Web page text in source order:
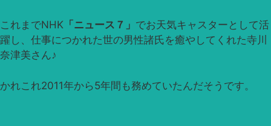
これまでNHK 「ニュース７」 でお天気キャスターとして活
躍し、仕事につかれた世の男性諸氏を癒やしてくれた寺川
奈津美さん♪
かれこれ2011年から5年間も務めていたんだそうです。